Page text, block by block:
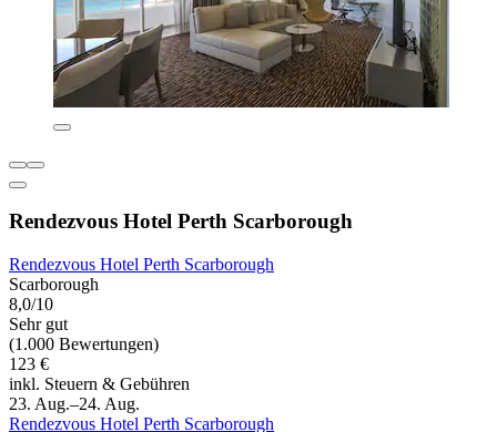
Rendezvous Hotel Perth Scarborough
Rendezvous Hotel Perth Scarborough
Scarborough
8,0/10
Sehr gut
(1.000 Bewertungen)
123 €
inkl. Steuern & Gebühren
23. Aug.–24. Aug.
Rendezvous Hotel Perth Scarborough